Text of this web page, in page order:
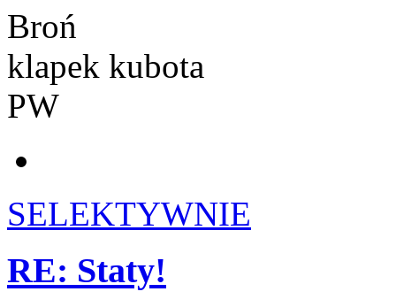
Broń
klapek kubota
PW
SELEKTYWNIE
RE: Staty!